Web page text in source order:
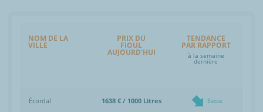
NOM DE LA
VILLE
PRIX DU
FIOUL
AUJOURD'HUI
TENDANCE
PAR RAPPORT
à la semaine
dernière
Écordal 1638 € / 1000 Litres Baisse